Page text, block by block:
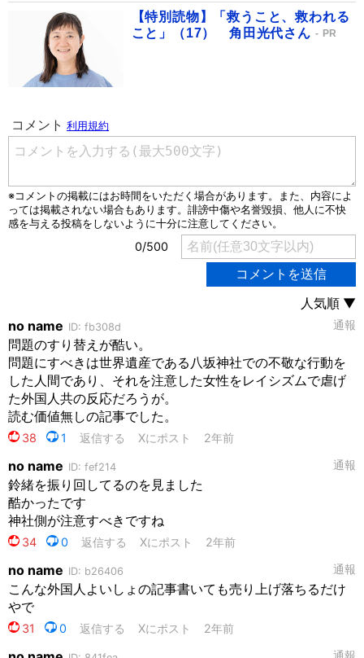
【特別読物】「救うこと、救われる
こと」（17） 角田光代さん
PR